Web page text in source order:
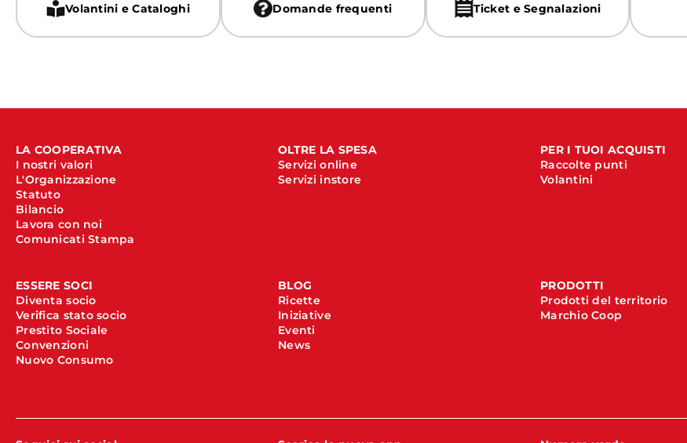
Volantini e Cataloghi Domande frequenti Ticket e Segnalazioni
LA COOPERATIVA
I nostri valori
L'Organizzazione
Statuto
Bilancio
Lavora con noi
Comunicati Stampa
OLTRE LA SPESA
Servizi online
Servizi instore
PER I TUOI ACQUISTI
Raccolte punti
Volantini
ESSERE SOCI
Diventa socio
Verifica stato socio
Prestito Sociale
Convenzioni
Nuovo Consumo
BLOG
Ricette
Iniziative
Eventi
News
PRODOTTI
Prodotti del territorio
Marchio Coop